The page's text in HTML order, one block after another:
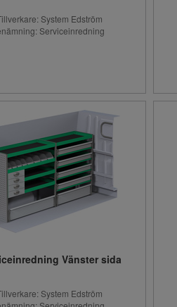
System Edström
Serviceinredning
Vänster sida
System Edström